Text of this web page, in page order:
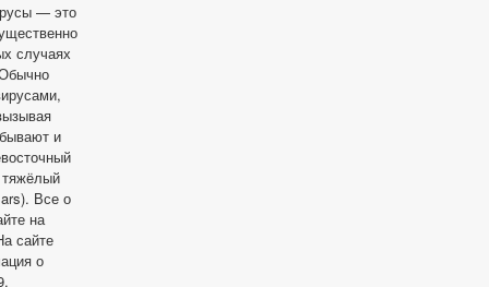
— это
случаях
и
Все о
на
сайте
о